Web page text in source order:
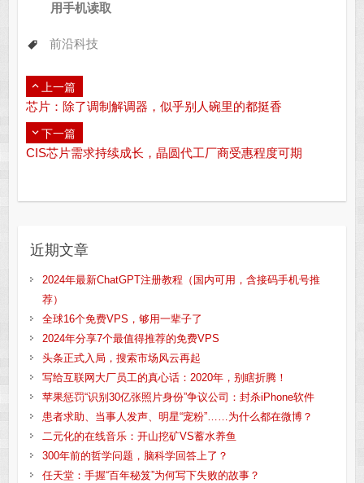
用手机读取
前沿科技
上一篇
芯片：除了调制解调器，似乎别人碗里的都挺香
下一篇
CIS芯片需求持续成长，晶圆代工厂商受惠程度可期
近期文章
2024年最新ChatGPT注册教程（国内可用，含接码手机号推
荐）
全球16个免费VPS，够用一辈子了
2024年分享7个最值得推荐的免费VPS
头条正式入局，搜索市场风云再起
写给互联网大厂员工的真心话：2020年，别瞎折腾！
苹果惩罚“识别30亿张照片身份”争议公司：封杀iPhone软件
患者求助、当事人发声、明星“宠粉”……为什么都在微博？
二元化的在线音乐：开山挖矿VS蓄水养鱼
300年前的哲学问题，脑科学回答上了？
任天堂：手握“百年秘笈”为何写下失败的故事？